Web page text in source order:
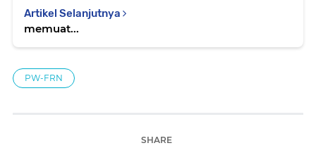
Artikel Selanjutnya
memuat...
PW-FRN
SHARE